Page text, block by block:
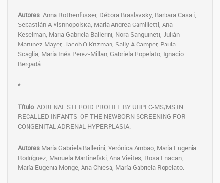
Autores: Anna Rothenfusser, Débora Braslavsky, Barbara Casali,
Sebastián A Vishnopolska, Maria Andrea Camilletti, Ana
Keselman, Maria Gabriela Ballerini, Nora Sanguineti, Julián
Martinez Mayer, Jacob O Kitzman, Sally A Camper, Paula
Scaglia, Maria Inés Perez-Millan, Gabriela Ropelato, Ignacio
Bergadá.
*
Título: ADRENAL STEROID PROFILE BY UHPLC-MS/MS IN
RECALLED INFANTS OF THE NEWBORN SCREENING FOR
CONGENITAL ADRENAL HYPERPLASIA.
Autores:María Gabriela Ballerini, Verónica Ambao, María Eugenia
Rodríguez, Manuela Martinefski, Ana Vieites, Rosa Enacan,
María Eugenia Monge, Ana Chiesa, María Gabriela Ropelato.